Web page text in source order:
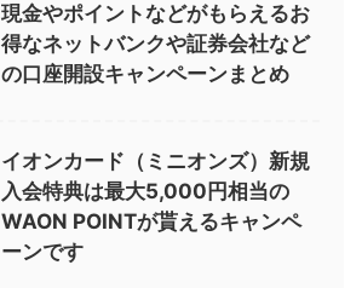
現金やポイントなどがもらえるお
得なネットバンクや証券会社など
の口座開設キャンペーンまとめ
イオンカード（ミニオンズ）新規
入会特典は最大5,000円相当の
WAON POINTが貰えるキャンペ
ーンです